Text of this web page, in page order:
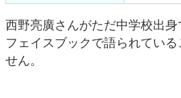
西野亮廣さんがただ中学校出
フェイスブックで語られてい
せん。